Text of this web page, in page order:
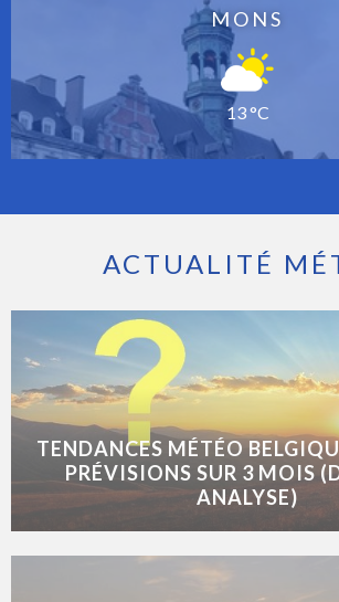
MONS
13 °C
ACTUALITÉ
TENDANCES MÉTÉO
PRÉVISIONS SUR 3 MOIS
ANALYSE)